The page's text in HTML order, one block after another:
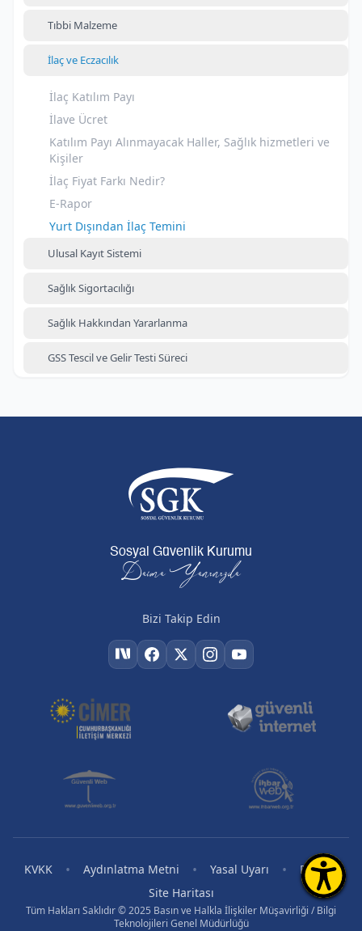
Tıbbi Malzeme
İlaç ve Eczacılık
İlaç Katılım Payı
İlave Ücret
Katılım Payı Alınmayacak Haller, Sağlık hizmetleri ve
Kişiler
İlaç Fiyat Farkı Nedir?
E-Rapor
Yurt Dışından İlaç Temini
Ulusal Kayıt Sistemi
Sağlık Sigortacılığı
Sağlık Hakkından Yararlanma
GSS Tescil ve Gelir Testi Süreci
Sosyal Güvenlik Kurumu
Daima Yanınızda
Bizi Takip Edin
KVKK • Aydınlatma Metni • Yasal Uyarı • RSS •
Site Haritası
Tüm Hakları Saklıdır © 2025 Basın ve Halkla İlişkiler Müşavirliği / Bilgi
Teknolojileri Genel Müdürlüğü